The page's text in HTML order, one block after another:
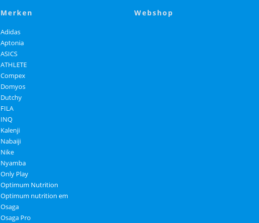
merken
Adidas
Aptonia
ASICS
ATHLETE
Compex
Domyos
Dutchy
FILA
INQ
Kalenji
Nabaiji
Nike
Nyamba
Only Play
Optimum Nutrition
Optimum nutrition em
Osaga
Osaga Pro
webshop